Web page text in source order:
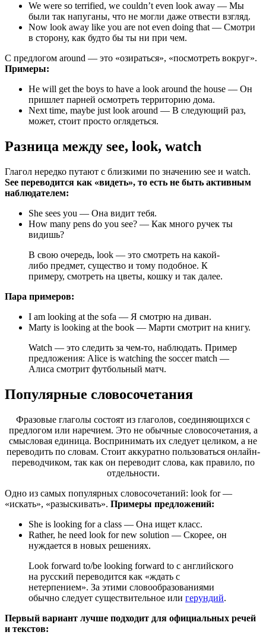
We were so terrified, we couldn’t even look away — Мы
были так напуганы, что не могли даже отвести взгляд.
Now look away like you are not even doing that — Смотри
в сторону, как будто бы ты ни при чем.
С предлогом around — это «озираться», «посмотреть вокруг».
Примеры:
He will get the boys to have a look around the house — Он
пришлет парней осмотреть территорию дома.
Next time, maybe just look around — В следующий раз,
может, стоит просто оглядеться.
Разница между see, look, watch
Глагол нередко путают с близкими по значению see и watch.
See переводится как «видеть», то есть не быть активным
наблюдателем:
She sees you — Она видит тебя.
How many pens do you see? — Как много ручек ты
видишь?
В свою очередь, look — это смотреть на какой-
либо предмет, существо и тому подобное. К
примеру, смотреть на цветы, кошку и так далее.
Пара примеров:
I am looking at the sofa — Я смотрю на диван.
Marty is looking at the book — Марти смотрит на книгу.
Watch — это следить за чем-то, наблюдать. Пример
предложения: Alice is watching the soccer match —
Алиса смотрит футбольный матч.
Популярные словосочетания
Фразовые глаголы состоят из глаголов, соединяющихся с
предлогом или наречием. Это не обычные словосочетания, а
смысловая единица. Воспринимать их следует целиком, а не
переводить по словам. Стоит аккуратно пользоваться онлайн-
переводчиком, так как он переводит слова, как правило, по
отдельности.
Одно из самых популярных словосочетаний: look for —
«искать», «разыскивать». Примеры предложений:
She is looking for a class — Она ищет класс.
Rather, he need look for new solution — Скорее, он
нуждается в новых решениях.
Look forward to/be looking forward to с английского
на русский переводится как «ждать с
нетерпением». За этими словообразованиями
обычно следует существительное или герундий.
Первый вариант лучше подходит для официальных речей
и текстов: